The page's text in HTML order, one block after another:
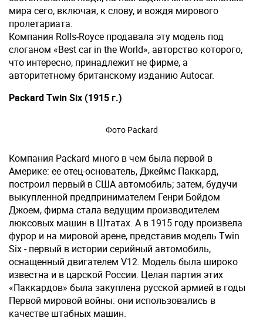
мира сего, включая, к слову, и вождя мирового
пролетариата.
Компания Rolls-Royce продавала эту модель под
слоганом «Best car in the World», авторство которого,
что интересно, принадлежит не фирме, а
авторитетному британскому изданию Autocar.
Packard Twin Six (1915 г.)
Фото Packard
Компания Packard много в чем была первой в
Америке: ее отец-основатель, Джеймс Паккард,
построил первый в США автомобиль; затем, будучи
выкупленной предпринимателем Генри Бойдом
Джоем, фирма стала ведущим производителем
люксовых машин в Штатах. А в 1915 году произвела
фурор и на мировой арене, представив модель Twin
Six - первый в истории серийный автомобиль,
оснащенный двигателем V12. Модель была широко
известна и в царской России. Целая партия этих
«Паккардов» была закуплена русской армией в годы
Первой мировой войны: они использовались в
качестве штабных машин.